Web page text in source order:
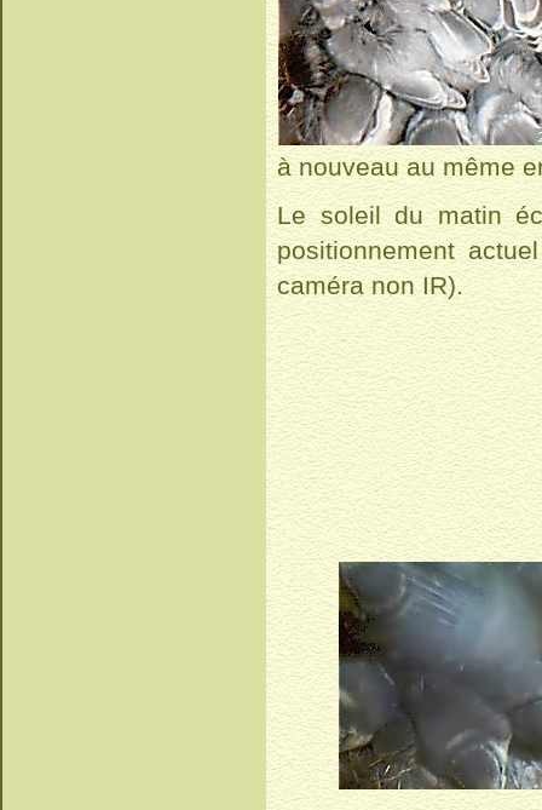
à nouveau au même
Le soleil du matin
positionnement
caméra non IR).